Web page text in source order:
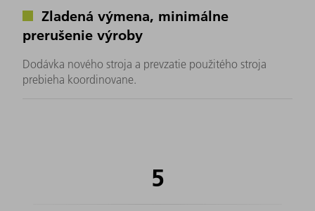
Zladená výmena, minimálne
prerušenie výroby
Dodávka nového stroja a prevzatie použitého stroja
prebieha koordinovane.
5